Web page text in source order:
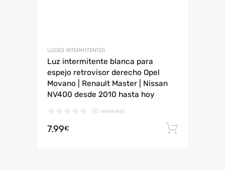
LUCES INTERMITENTES
Luz intermitente blanca para
espejo retrovisor derecho Opel
Movano | Renault Master | Nissan
NV400 desde 2010 hasta hoy
(0 reviews)
7.99€